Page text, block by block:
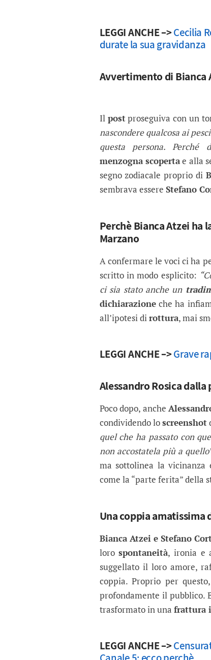
LEGGI ANCHE –>Cecilia
durate la sua gravidanza
Avvertimento di Bianca
Il postproseguiva con un
nascondere qualcosa ai
questa persona. Perché
menzogna scopertae alla
segno zodiacale proprio di
sembrava essere Stefano
Perchè Bianca Atzei ha
Marzano
A confermare le voci ci ha
scritto in modo esplicito:
ci sia stato anche un
dichiarazioneche ha
all’ipotesi dirottura, mai
LEGGI ANCHE –>Grave
Alessandro Rosica
Poco dopo, anche
condividendo loscreenshot
quel che ha passato con
non accostatela più a
ma sottolinea la vicinanza
come la “parte ferita” della
Una coppia amatissima
Bianca Atzei e Stefano
lorospontaneità, ironia e
suggellato il loro amore,
coppia. Proprio per
profondamente il pubblico.
trasformato in una frattura
LEGGI ANCHE –>